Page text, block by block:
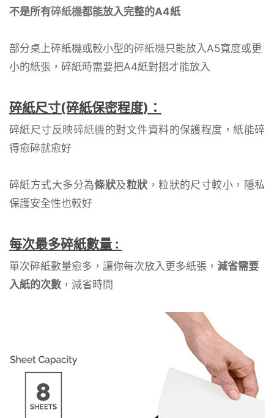
不是所有碎紙機都能放入完整的A4紙
部分桌上碎紙機或較小型的碎紙機只能放入A5寬度或更
小的紙張，碎紙時需要把A4紙對摺才能放入
碎紙尺寸(碎紙保密程度)：
碎紙尺寸反映碎紙機的對文件資料的保護程度，紙能碎
得愈碎就愈好
碎紙方式大多分為條狀及粒狀 ，粒狀的尺寸較小，隱私
保護安全性也較好
每次最多碎紙數量 :
單次碎紙數量愈多，讓你每次放入更多紙張， 減省需要
入紙的次數 ，減省時間